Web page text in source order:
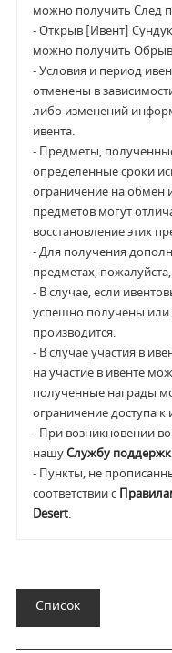
можно получить След
- Открыв [Ивент]
можно получить
- Условия и период
отменены в
либо изменений
ивента.
- Предметы,
определенные сроки
ограничение на обмен
предметов могут
восстановление этих
- Для получения
предметах,
- В случае, если
успешно получены или
производится.
- В случае участия в
на участие в ивенте
полученные награды
ограничение доступа к
- При возникновении
нашуСлужбу
- Пункты, не
соответствии с
Desert.
Список